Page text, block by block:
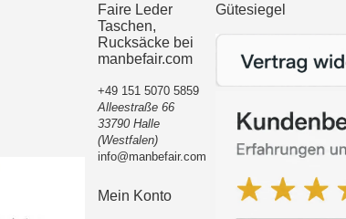
Faire Leder
Taschen,
Rucksäcke bei
manbefair.com
+49 151 5070 5859
Alleestraße 66
33790 Halle
(Westfalen)
info@manbefair.com
Mein Konto
Gütesiegel